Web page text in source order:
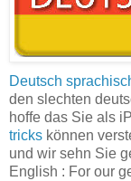
Deutsch
den slechten
hoffe das Sie als
tricks können
und wir sehn Sie
English : For our